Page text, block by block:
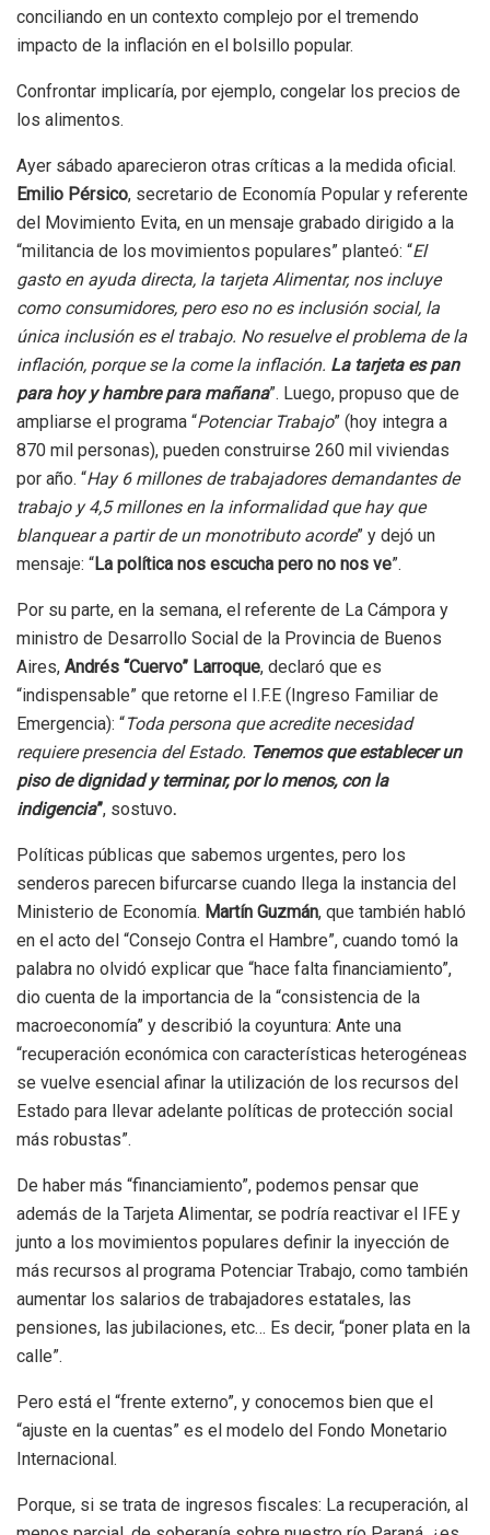
conciliando en un contexto complejo por el tremendo
impacto de la inflación en el bolsillo popular.
Confrontar implicaría, por ejemplo, congelar los precios de
los alimentos.
Ayer sábado aparecieron otras críticas a la medida oficial.
Emilio Pérsico, secretario de Economía Popular y referente
del Movimiento Evita, en un mensaje grabado dirigido a la
“militancia de los movimientos populares” planteó: “El
gasto en ayuda directa, la tarjeta Alimentar, nos incluye
como consumidores, pero eso no es inclusión social, la
única inclusión es el trabajo. No resuelve el problema de la
inflación, porque se la come la inflación. La tarjeta es pan
para hoy y hambre para mañana”. Luego, propuso que de
ampliarse el programa “Potenciar Trabajo” (hoy integra a
870 mil personas), pueden construirse 260 mil viviendas
por año. “Hay 6 millones de trabajadores demandantes de
trabajo y 4,5 millones en la informalidad que hay que
blanquear a partir de un monotributo acorde” y dejó un
mensaje: “La política nos escucha pero no nos ve”.
Por su parte, en la semana, el referente de La Cámpora y
ministro de Desarrollo Social de la Provincia de Buenos
Aires, Andrés “Cuervo” Larroque, declaró que es
“indispensable” que retorne el I.F.E (Ingreso Familiar de
Emergencia): “Toda persona que acredite necesidad
requiere presencia del Estado. Tenemos que establecer un
piso de dignidad y terminar, por lo menos, con la
indigencia”, sostuvo.
Políticas públicas que sabemos urgentes, pero los
senderos parecen bifurcarse cuando llega la instancia del
Ministerio de Economía. Martín Guzmán, que también habló
en el acto del “Consejo Contra el Hambre”, cuando tomó la
palabra no olvidó explicar que “hace falta financiamiento”,
dio cuenta de la importancia de la “consistencia de la
macroeconomía” y describió la coyuntura: Ante una
“recuperación económica con características heterogéneas
se vuelve esencial afinar la utilización de los recursos del
Estado para llevar adelante políticas de protección social
más robustas”.
De haber más “financiamiento”, podemos pensar que
además de la Tarjeta Alimentar, se podría reactivar el IFE y
junto a los movimientos populares definir la inyección de
más recursos al programa Potenciar Trabajo, como también
aumentar los salarios de trabajadores estatales, las
pensiones, las jubilaciones, etc… Es decir, “poner plata en la
calle”.
Pero está el “frente externo”, y conocemos bien que el
“ajuste en la cuentas” es el modelo del Fondo Monetario
Internacional.
Porque, si se trata de ingresos fiscales: La recuperación, al